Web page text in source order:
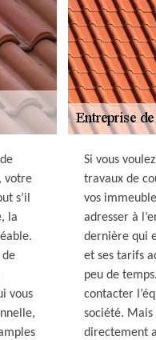
votre
s’il
la
de
vous
Si vous
travaux de
vos
adresser à
dernière qui
et ses tarifs
peu de
contacter
société.
directement